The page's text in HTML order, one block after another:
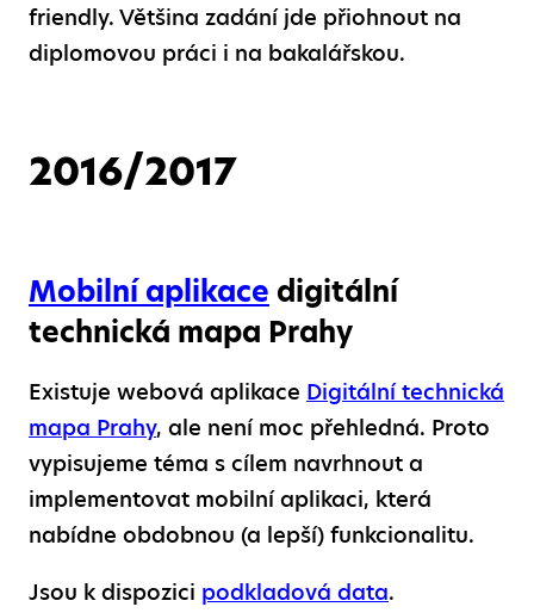
friendly. Většina zadání jde přiohnout na
diplomovou práci i na bakalářskou.
2016/2017
Mobilní aplikace digitální
technická mapa Prahy
Existuje webová aplikace Digitální technická
mapa Prahy, ale není moc přehledná. Proto
vypisujeme téma s cílem navrhnout a
implementovat mobilní aplikaci, která
nabídne obdobnou (a lepší) funkcionalitu.
Jsou k dispozici podkladová data.